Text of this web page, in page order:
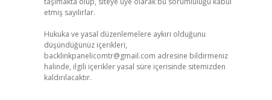
etmiş sayılırlar.
Hukuka ve yasal düzenlemelere aykırı olduğunu
düşündüğünüz içerikleri,
backlinkpanelicomtr@gmail.com adresine bildirmeniz
halinde, ilgili içerikler yasal süre içerisinde sitemizden
kaldırılacaktır.